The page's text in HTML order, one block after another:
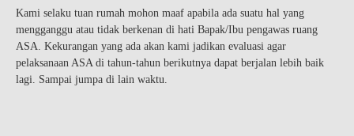
Kami selaku tuan rumah mohon maaf apabila ada suatu hal yang
mengganggu atau tidak berkenan di hati Bapak/Ibu pengawas ruang
ASA. Kekurangan yang ada akan kami jadikan evaluasi agar
pelaksanaan ASA di tahun-tahun berikutnya dapat berjalan lebih baik
lagi. Sampai jumpa di lain waktu.